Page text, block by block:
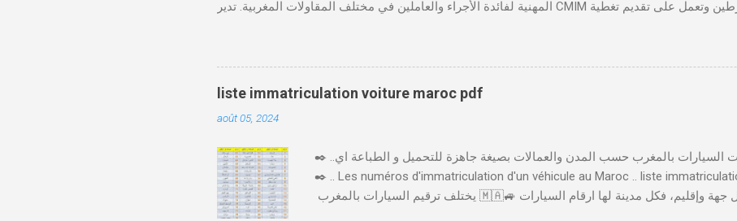
المهنية لفائدة الأجراء والعاملين في مختلف المقاولات المغربية. تدير CMIM شبكة واسعة من المنخرطين وتعمل على تقديم تغطية
المهني المغربي دورًا حيويًا في النهوض بالصحة المهنية داخل المقاولات المغربية. حيث يؤكد على أهمية
والحفاظ على صحة ورفاهية الموظفين. ونظم الصندوق فعاليات سنوية مثل "يوم الصحة في العمل"، حيث
الاجتماعي وأهمية تطبيق سياسات الصحة والسلامة المهنية لتحقيق صحة مستدامة في بيئة العمل.
الخدمات والابتكارات الرقمية لتسهيل استفادة المنخرطين من خدماته، أطلقت CMIM تطبيق CMIM Connect الذي يسمح بالوصول
liste immatriculation voiture maroc pdf
août 05, 2024
✒️ ..اليكم لائحة ارقام لوحات السيارات بالمغرب حسب المدن والعمالات بصيغة جاهزة للتحميل و الطباعة اي pdf
✒️ .. Les numéros d'immatriculation d'un véhicule au Maroc .. liste